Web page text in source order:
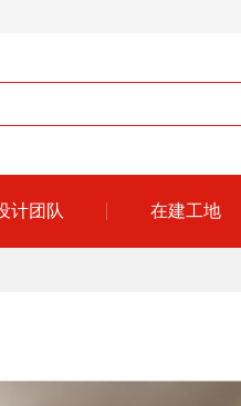
计团队 在建工地